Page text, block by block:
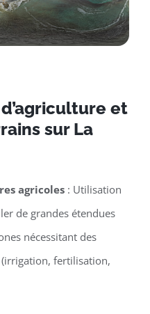
et
sur La
agricoles: Utilisation
de grandes étendues
nécessitant des
fertilisation,